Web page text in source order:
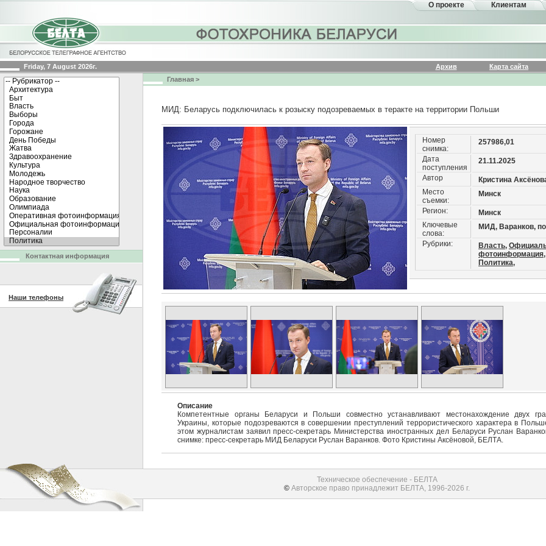
О проекте Клиентам
Friday, 7 August 2026г. Архив Карта сайта
Главная >
МИД: Беларусь подключилась к розыску подозреваемых в теракте на территории Польши
Номер
снимка:
257986,01
Дата
поступления
21.11.2025
Автор
Кристина
Место
съемки:
Минск
Регион:
Минск
Ключевые
слова:
МИД, Варанков,
Рубрики:
Власть,
фотоинформация,
Политика,
Описание
Компетентные органы Беларуси и Польши совместно устанавливают местонахождение двух
Украины, которые подозреваются в совершении преступлений террористического характера в
этом журналистам заявил пресс-секретарь Министерства иностранных дел Беларуси Руслан
снимке: пресс-секретарь МИД Беларуси Руслан Варанков. Фото Кристины Аксёновой, БЕЛТА.
Контактная информация
Наши телефоны
Техническое обеспечение - БЕЛТА
© Авторское право принадлежит БЕЛТА, 1996-2026 г.